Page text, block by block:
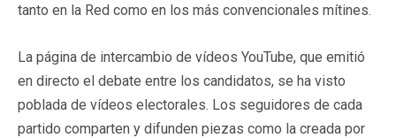
tanto en la Red como en los más convencionales mítines.
La página de intercambio de vídeos YouTube, que emitió
en directo el debate entre los candidatos, se ha visto
poblada de vídeos electorales. Los seguidores de cada
partido comparten y difunden piezas como la creada por